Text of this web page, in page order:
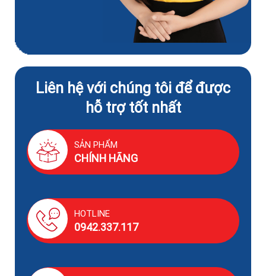
Liên hệ với chúng tôi để được
hỗ trợ tốt nhất
SẢN PHẨM
CHÍNH HÃNG
HOTLINE
0942.337.117